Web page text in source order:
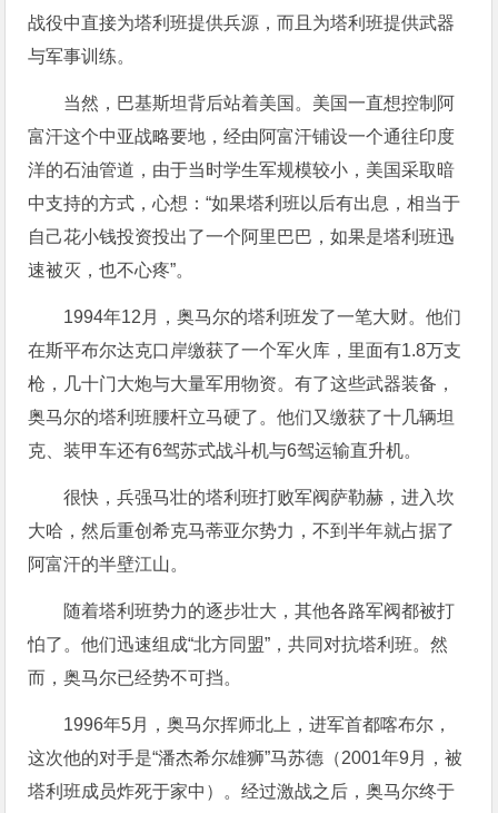
战役中直接为塔利班提供兵源，而且为塔利班提供武器
与军事训练。
当然，巴基斯坦背后站着美国。美国一直想控制阿
富汗这个中亚战略要地，经由阿富汗铺设一个通往印度
洋的石油管道，由于当时学生军规模较小，美国采取暗
中支持的方式，心想：“如果塔利班以后有出息，相当于
自己花小钱投资投出了一个阿里巴巴，如果是塔利班迅
速被灭，也不心疼”。
1994年12月，奥马尔的塔利班发了一笔大财。他们
在斯平布尔达克口岸缴获了一个军火库，里面有1.8万支
枪，几十门大炮与大量军用物资。有了这些武器装备，
奥马尔的塔利班腰杆立马硬了。他们又缴获了十几辆坦
克、装甲车还有6驾苏式战斗机与6驾运输直升机。
很快，兵强马壮的塔利班打败军阀萨勒赫，进入坎
大哈，然后重创希克马蒂亚尔势力，不到半年就占据了
阿富汗的半壁江山。
随着塔利班势力的逐步壮大，其他各路军阀都被打
怕了。他们迅速组成“北方同盟”，共同对抗塔利班。然
而，奥马尔已经势不可挡。
1996年5月，奥马尔挥师北上，进军首都喀布尔，
这次他的对手是“潘杰希尔雄狮”马苏德（2001年9月，被
塔利班成员炸死于家中）。经过激战之后，奥马尔终于